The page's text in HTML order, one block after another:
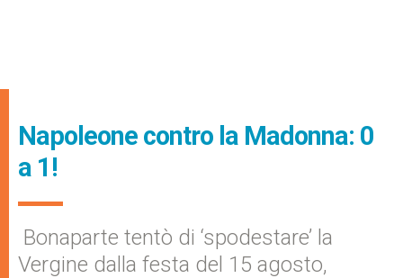
Napoleone contro la Madonna: 0
a 1!
Bonaparte tentò di ‘spodestare’ la
Vergine dalla festa del 15 agosto,